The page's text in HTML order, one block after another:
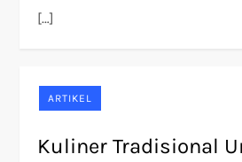
[…]
ARTIKEL
Kuliner Tradisional